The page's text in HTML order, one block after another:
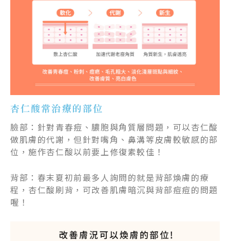
杏仁酸常治療的部位
臉部：針對青春痘、膿胞與角質層問題，可以杏仁酸
做肌膚的代謝，但針對嘴角、鼻溝等皮膚較敏感的部
位，施作杏仁酸以前要上修復素較佳！
背部：春末夏初前最多人詢問的就是背部煥膚的療
程，杏仁酸刷背，可改善肌膚暗沉與背部痘痘的問題
喔！